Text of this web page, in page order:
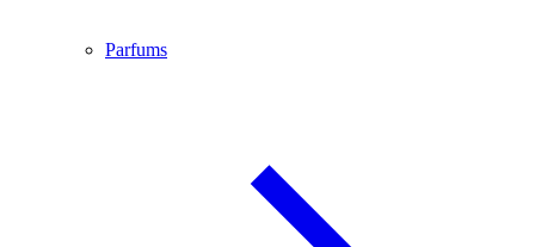
Parfums